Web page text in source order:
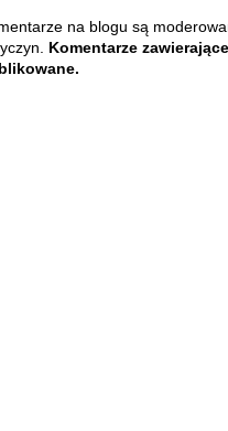
na blogu są
Komentarze